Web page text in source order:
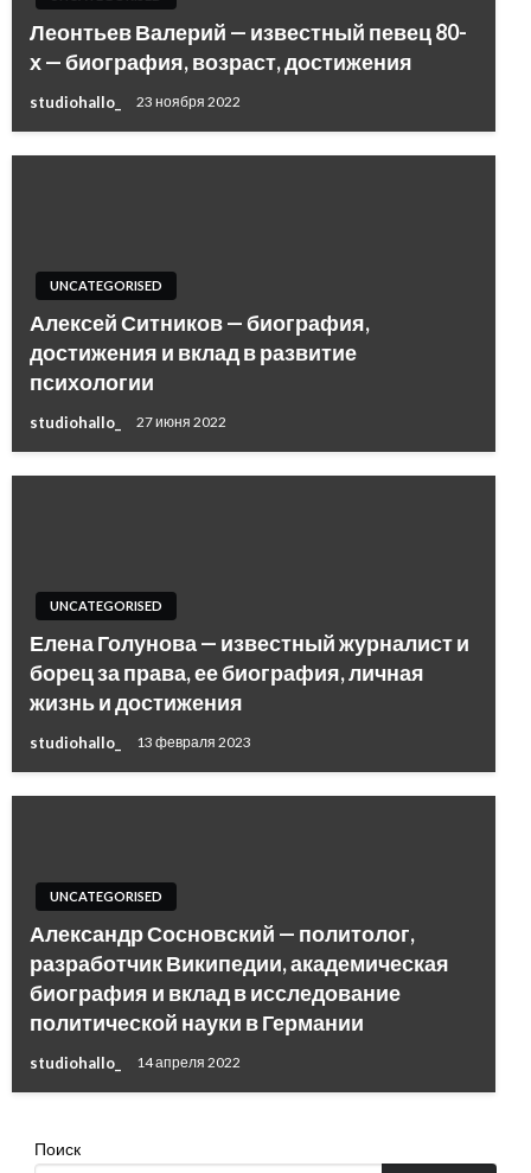
Леонтьев Валерий — известный певец 80-
х — биография, возраст, достижения
studiohallo_ 23 ноября 2022
UNCATEGORISED
Алексей Ситников — биография,
достижения и вклад в развитие
психологии
studiohallo_ 27 июня 2022
UNCATEGORISED
Елена Голунова — известный журналист и
борец за права, ее биография, личная
жизнь и достижения
studiohallo_ 13 февраля 2023
UNCATEGORISED
Александр Сосновский — политолог,
разработчик Википедии, академическая
биография и вклад в исследование
политической науки в Германии
studiohallo_ 14 апреля 2022
Поиск